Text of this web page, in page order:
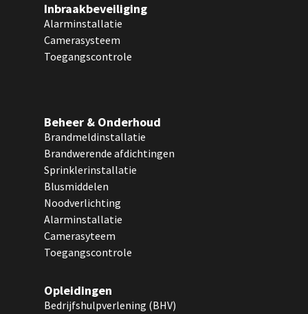
Inbraakbeveiliging
Alarminstallatie
Camerasysteem
Toegangscontrole
Beheer & Onderhoud
Brandmeldinstallatie
Brandwerende afdichtingen
Sprinklerinstallatie
Blusmiddelen
Noodverlichting
Alarminstallatie
Camerasyteem
Toegangscontrole
Opleidingen
Bedrijfshulpverlening (BHV)